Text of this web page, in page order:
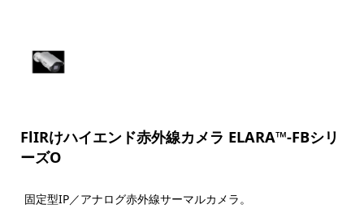
FlIRけハイエンド赤外線カメラ ELARA™-FBシリ
ーズO
固定型IP／アナログ赤外線サーマルカメラ。